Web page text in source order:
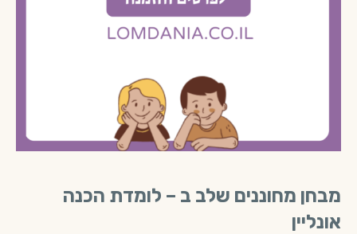
מבחן מחוננים שלב ב – לומדת הכנה
אונליין